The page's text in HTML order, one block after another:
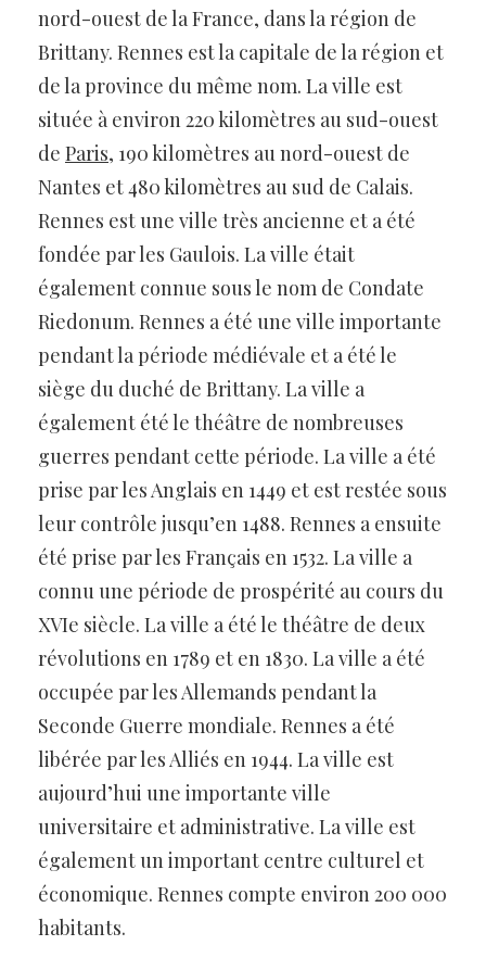
nord-ouest de la France, dans la région de
Brittany. Rennes est la capitale de la région et
de la province du même nom. La ville est
située à environ 220 kilomètres au sud-ouest
de Paris, 190 kilomètres au nord-ouest de
Nantes et 480 kilomètres au sud de Calais.
Rennes est une ville très ancienne et a été
fondée par les Gaulois. La ville était
également connue sous le nom de Condate
Riedonum. Rennes a été une ville importante
pendant la période médiévale et a été le
siège du duché de Brittany. La ville a
également été le théâtre de nombreuses
guerres pendant cette période. La ville a été
prise par les Anglais en 1449 et est restée sous
leur contrôle jusqu’en 1488. Rennes a ensuite
été prise par les Français en 1532. La ville a
connu une période de prospérité au cours du
XVIe siècle. La ville a été le théâtre de deux
révolutions en 1789 et en 1830. La ville a été
occupée par les Allemands pendant la
Seconde Guerre mondiale. Rennes a été
libérée par les Alliés en 1944. La ville est
aujourd’hui une importante ville
universitaire et administrative. La ville est
également un important centre culturel et
économique. Rennes compte environ 200 000
habitants.